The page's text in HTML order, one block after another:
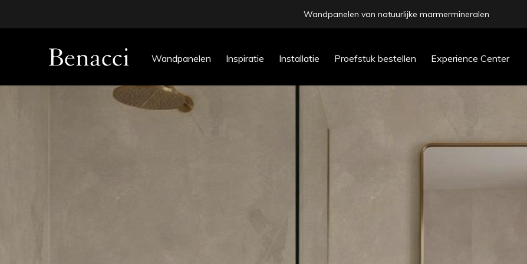
Wandpanelen Inspiratie Installatie Proefstuk bestellen Experience Center
Binnen 4-5 werkdagen bezorgd